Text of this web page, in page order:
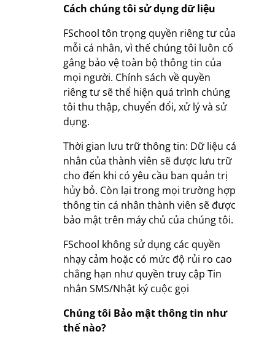
Cách chúng tôi sử dụng dữ liệu
FSchool tôn trọng quyền riêng tư của
mỗi cá nhân, vì thế chúng tôi luôn cố
gắng bảo vệ toàn bộ thông tin của
mọi người. Chính sách về quyền
riêng tư sẽ thể hiện quá trình chúng
tôi thu thập, chuyển đổi, xử lý và sử
dụng.
Thời gian lưu trữ thông tin: Dữ liệu cá
nhân của thành viên sẽ được lưu trữ
cho đến khi có yêu cầu ban quản trị
hủy bỏ. Còn lại trong mọi trường hợp
thông tin cá nhân thành viên sẽ được
bảo mật trên máy chủ của chúng tôi.
FSchool không sử dụng các quyền
nhạy cảm hoặc có mức độ rủi ro cao
chẳng hạn như quyền truy cập Tin
nhắn SMS/Nhật ký cuộc gọi
Chúng tôi Bảo mật thông tin như
thế nào?